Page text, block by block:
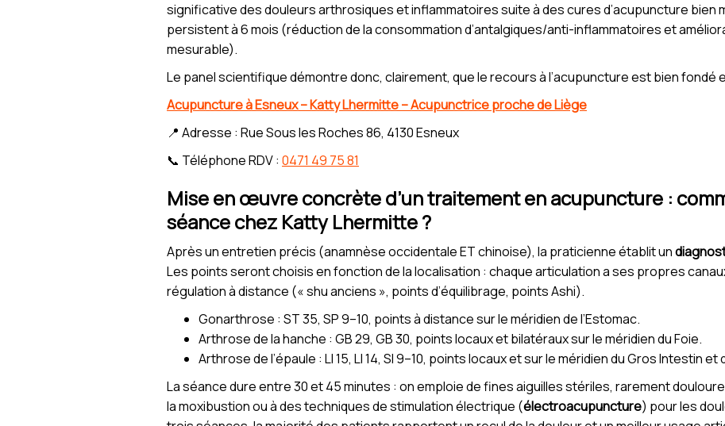
significative des douleurs arthrosiques et inflammatoires suite à des cures d’acupuncture bien
persistent à 6 mois (réduction de la consommation d’antalgiques/anti-inflammatoires et
mesurable).
Le panel scientifique démontre donc, clairement, que le recours à l’acupuncture est bien fondé
Acupuncture à Esneux – Katty Lhermitte – Acupunctrice proche de Liège
📍 Adresse : Rue Sous les Roches 86, 4130 Esneux
📞 Téléphone RDV : 0471 49 75 81
Mise en œuvre concrète d’un traitement en acupuncture :
séance chez Katty Lhermitte ?
Après un entretien précis (anamnèse occidentale ET chinoise), la praticienne établit un
Les points seront choisis en fonction de la localisation : chaque articulation a ses propres
régulation à distance (« shu anciens », points d’équilibrage, points Ashi).
Gonarthrose : ST 35, SP 9–10, points à distance sur le méridien de l’Estomac.
Arthrose de la hanche : GB 29, GB 30, points locaux et bilatéraux sur le méridien du Foie.
Arthrose de l’épaule : LI 15, LI 14, SI 9–10, points locaux et sur le méridien du Gros Intestin
La séance dure entre 30 et 45 minutes : on emploie de fines aiguilles stériles, rarement
la moxibustion ou à des techniques de stimulation électrique (électroacupuncture) pour les